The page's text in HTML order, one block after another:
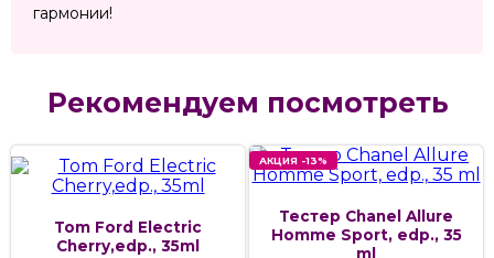
гармонии!
Рекомендуем посмотреть
Tom Ford Electric
Cherry,edp., 35ml
АКЦИЯ -13%
Тестер Chanel Allure
Homme Sport, edp., 35
ml